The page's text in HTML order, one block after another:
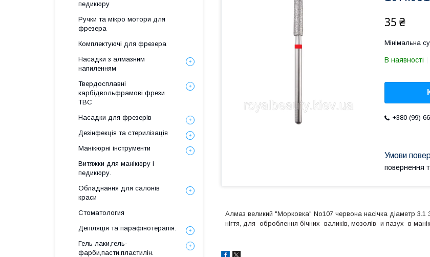
35 ₴
Мінімальна
В наявності
+380 (99)
повернення
Алмаз великий "Морковка" No107 червона насічка діаметр 3.1
нігтя,
для оброблення бічних валиків, мозолів и пазух в
педикюру
Ручки та мікро мотори для
фрезера
Комплектуючі для фрезера
Насадки з алмазним
напиленням
Твердосплавні
карбідвольфрамові фрези
ТВС
Насадки для фрезерів
Дезінфекція та стерилізація
Манікюрні інструменти
Витяжки для манікюру і
педикюру.
Обладнання для салонів
краси
Стоматология
Депіляція та парафінотерапія.
Гель лаки,гель-
фарби,пасти,пластилін.